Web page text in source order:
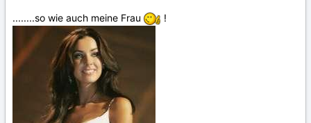
........so wie auch meine Frau !